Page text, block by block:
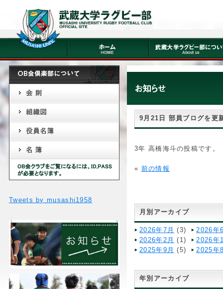
9月21日 部員ブログを更
3年 高橋海斗の投稿です。
« 前の情報
月別アーカイブ
2026年7月 (3)
2026年
2026年2月 (1)
2026年
2025年9月 (5) 2025年
年別アーカイブ
Tweets by musashi1958